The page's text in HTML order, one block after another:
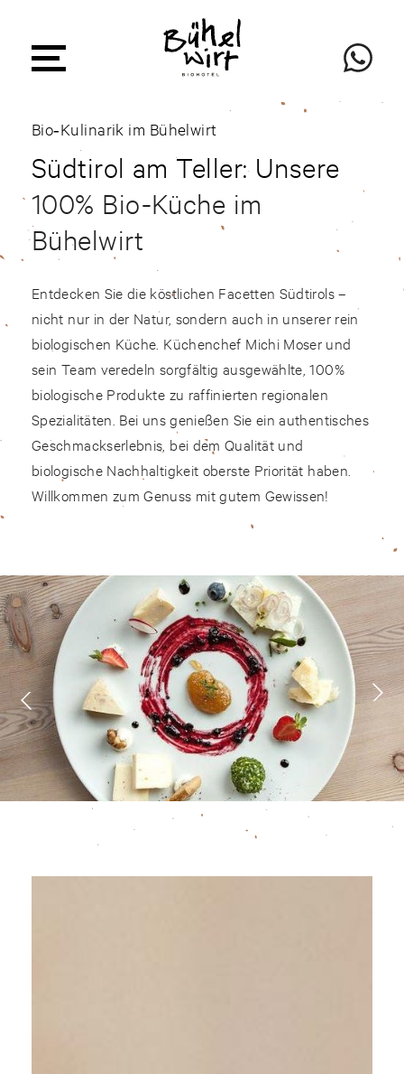
Bio‑Kulinarik im Bühelwirt
Südtirol am Teller: Unsere
100% Bio-Küche im
Bühelwirt
Entdecken Sie die köstlichen Facetten Südtirols –
nicht nur in der Natur, sondern auch in unserer rein
biologischen Küche. Küchenchef Michi Moser und
sein Team veredeln sorgfältig ausgewählte, 100%
biologische Produkte zu raffinierten regionalen
Spezialitäten. Bei uns genießen Sie ein authentisches
Geschmackserlebnis, bei dem Qualität und
biologische Nachhaltigkeit oberste Priorität haben.
Willkommen zum Genuss mit gutem Gewissen!